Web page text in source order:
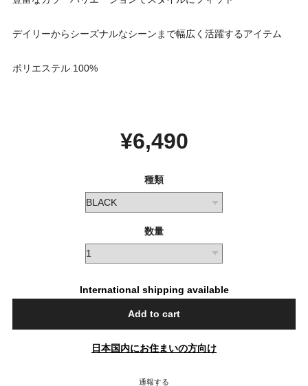
デイリーからシーズナルなシーンまで幅広く活躍するアイテム
ポリエステル 100%
¥6,490
種類
数量
International shipping available
Add to cart
日本国内にお住まいの方向け
通報する